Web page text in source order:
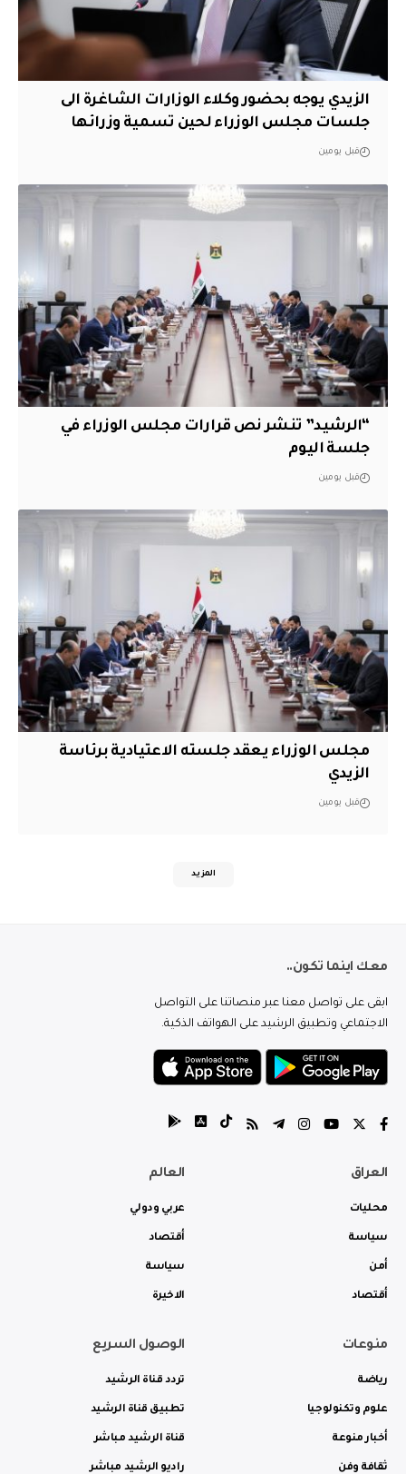
الزيدي يوجه بحضور وكلاء الوزارات الشاغرة الى
جلسات مجلس الوزراء لحين تسمية وزرائها
قبل يومين
“الرشيد” تنشر نص قرارات مجلس الوزراء في
جلسة اليوم
قبل يومين
مجلس الوزراء يعقد جلسته الاعتيادية برئاسة
الزيدي
قبل يومين
المزيد
معك اينما تكون..
ابقى على تواصل معنا عبر منصاتنا على التواصل
الاجتماعي وتطبيق الرشيد على الهواتف الذكية.
العراق
محليات
سياسة
أمن
أقتصاد
العالم
عربي ودولي
أقتصاد
سياسة
الاخيرة
منوعات
رياضة
علوم وتكنولوجيا
أخبار منوعة
ثقافة وفن
الوصول السريع
تردد قناة الرشيد
تطبيق قناة الرشيد
قناة الرشيد مباشر
راديو الرشيد مباشر